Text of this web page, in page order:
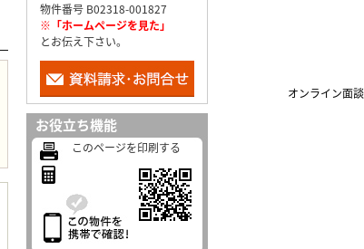
物件番号 B02318-001827
※「ホームページを見た」
とお伝え下さい。
お役立ち機能
このページを印刷する
オンライン面談